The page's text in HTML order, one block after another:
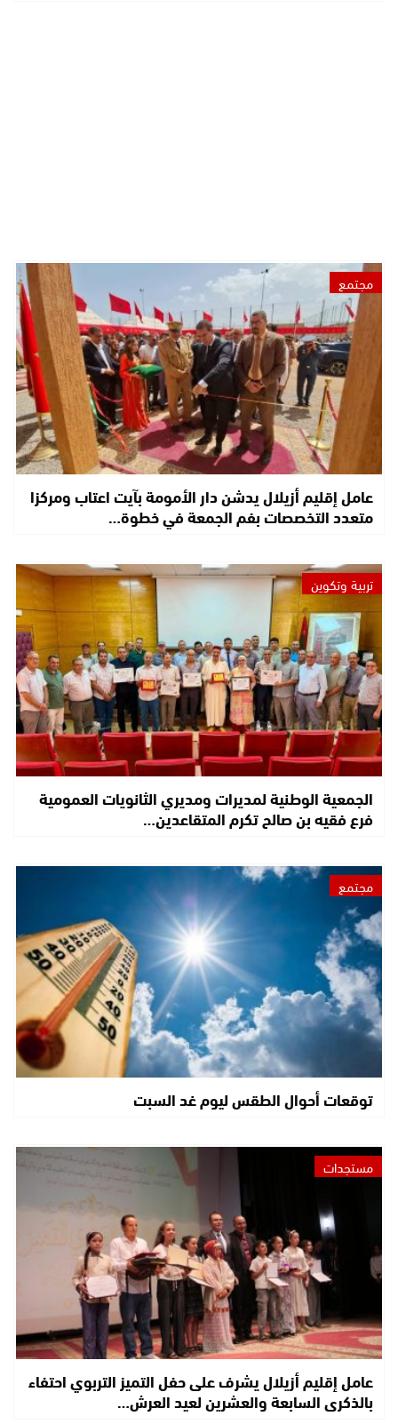
مجتمع
عامل إقليم أزيلال يدشن دار الأمومة بآيت اعتاب ومركزا
متعدد التخصصات بفم الجمعة في خطوة…
تربية وتكوين
الجمعية الوطنية لمديرات ومديري الثانويات العمومية
فرع فقيه بن صالح تكرم المتقاعدين…
مجتمع
توقعات أحوال الطقس ليوم غد السبت
مستجدات
عامل إقليم أزيلال يشرف على حفل التميز التربوي احتفاء
بالذكرى السابعة والعشرين لعيد العرش…